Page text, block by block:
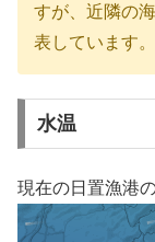
すが、近隣の
表しています
水温
現在の日置漁港